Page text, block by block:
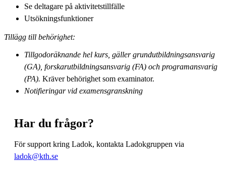
Se deltagare på aktivitetstillfälle
Utsökningsfunktioner
Tillägg till behörighet:
Tillgodoräknande hel kurs, gäller grundutbildningsansvarig
(GA), forskarutbildningsansvarig (FA) och programansvarig
(PA). Kräver behörighet som examinator.
Notifieringar vid examensgranskning
Har du frågor?
För support kring Ladok, kontakta Ladokgruppen via
ladok@kth.se